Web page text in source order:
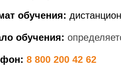
обучения:
обучения:
8 800 200 42 62